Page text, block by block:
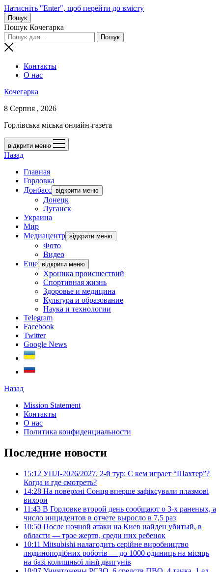
Натисніть "Enter", щоб перейти до вмісту
Пошук
Пошук Кочегарка
Контакты
О нас
Кочегарка
8 Серпня , 2026
Горлівська міська онлайн-газета
відкрити меню
Назад
Главная
Горловка
Донбасс відкрити меню
Донецк
Луганск
Украина
Мир
Медиацентр відкрити меню
Фото
Видео
Еще відкрити меню
Хроника происшествий
Спортивная жизнь
Здоровье и медицина
Культура и образование
Наука и технологии
Telegram
Facebook
Twitter
Google News
Назад
Mission Statement
Контакты
О нас
Политика конфиденциальности
Последние новости
15:12 УПЛ-2026/2027. 2-й тур: С кем играет “Шахтер”?
Когда и где смотреть?
14:28 На поверхні Сонця вперше зафіксували плазмові
вихори
11:43 В Горловке второй день сообщают о 3-х раненых, а
число инцидентов в отчете выросло в 7,5 раз
10:50 После ночной атаки на Киев найден убитый, в
области — трое жертв, среди них ребенок
10:11 Mitsubishi налагодить серійне виробництво
людиноподібних роботів — до 1000 одиниць на місяць
на базі колишньої лінії двигунів